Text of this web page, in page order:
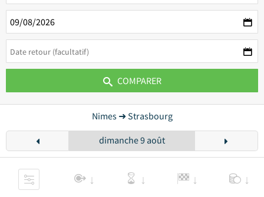
COMPARER
Nimes ➜ Strasbourg
dimanche 9 août